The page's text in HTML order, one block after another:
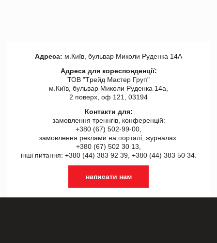
Адреса: м.Київ, бульвар Миколи Руденка 14А
Адреса для кореспонденції:
ТОВ "Tрейд Мастер Груп"
м.Київ, бульвар Миколи Руденка 14а,
2 поверх, оф 121, 03194
Контакти для:
замовлення треннгів, конференцій:
+380 (67) 502-99-00,
замовлення реклами на порталі, журналах:
+380 (67) 502 30 13,
інші питання: +380 (44) 383 92 39, +380 (44) 383 50 34.
написати нам